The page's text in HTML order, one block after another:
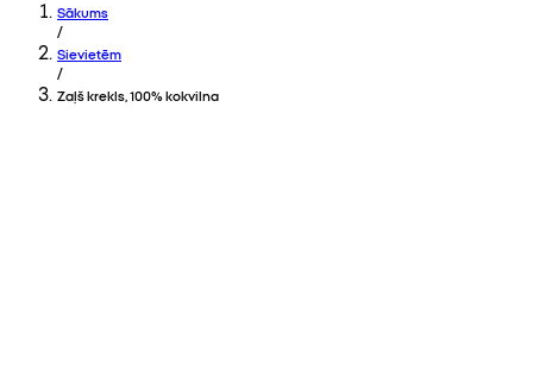
Sākums
/
Sievietēm
/
Zaļš krekls, 100% kokvilna